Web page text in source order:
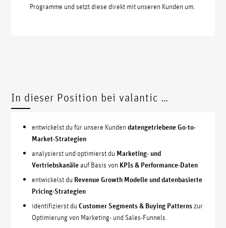
Programme und setzt diese direkt mit unseren Kunden um.
In dieser Position bei valantic …
entwickelst du für unsere Kundendatengetriebene Go-to-
Market-Strategien
analysierst und optimierst du Marketing- und
Vertriebskanäleauf Basis von KPIs & Performance-Daten
entwickelst du Revenue Growth Modelle und datenbasierte
Pricing-Strategien
identifizierst duCustomer Segments & Buying Patterns zur
Optimierung von Marketing- und Sales-Funnels